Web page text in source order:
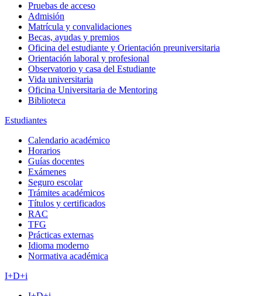
Pruebas de acceso
Admisión
Matrícula y convalidaciones
Becas, ayudas y premios
Oficina del estudiante y Orientación preuniversitaria
Orientación laboral y profesional
Observatorio y casa del Estudiante
Vida universitaria
Oficina Universitaria de Mentoring
Biblioteca
Estudiantes
Calendario académico
Horarios
Guías docentes
Exámenes
Seguro escolar
Trámites académicos
Títulos y certificados
RAC
TFG
Prácticas externas
Idioma moderno
Normativa académica
I+D+i